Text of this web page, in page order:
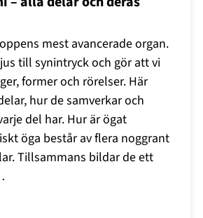
mest avancerade organ.
till synintryck och gör att vi
former och rörelser. Här
hur de samverkar och
del har. Hur är ögat
öga består av flera noggrant
Tillsammans bildar de ett